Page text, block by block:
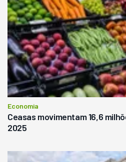
Economia
Ceasas movimentam 16,6
2025